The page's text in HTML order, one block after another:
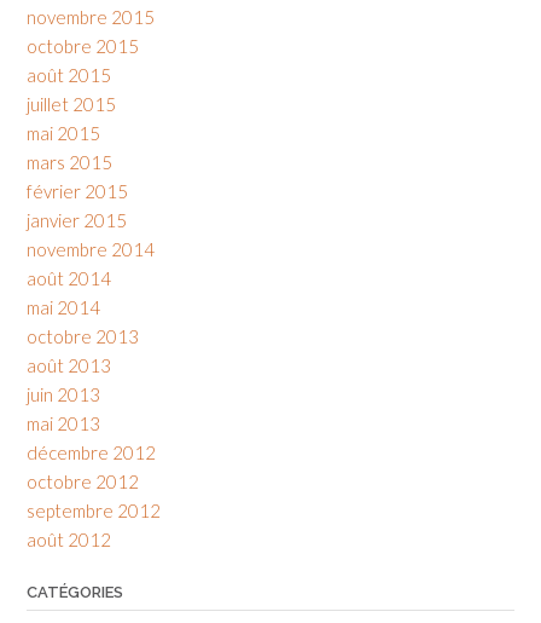
novembre 2015
octobre 2015
août 2015
juillet 2015
mai 2015
mars 2015
février 2015
janvier 2015
novembre 2014
août 2014
mai 2014
octobre 2013
août 2013
juin 2013
mai 2013
décembre 2012
octobre 2012
septembre 2012
août 2012
CATÉGORIES